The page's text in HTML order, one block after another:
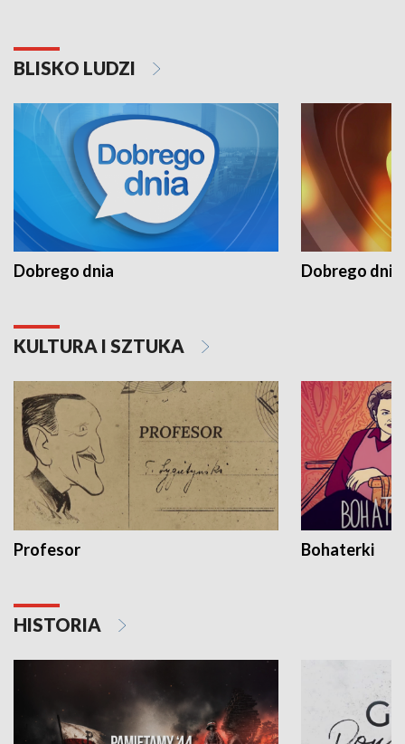
BLISKO LUDZI
Dobrego dnia Dobrego dnia
KULTURA I SZTUKA
Profesor Bohaterki
HISTORIA